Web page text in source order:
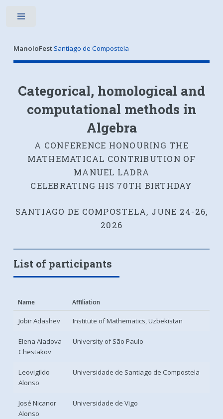
ManoloFestSantiago de Compostela
Categorical, homological and
computational methods in
Algebra
A CONFERENCE HONOURING THE
MATHEMATICAL CONTRIBUTION OF
MANUEL LADRA
CELEBRATING HIS 70TH BIRTHDAY
SANTIAGO DE COMPOSTELA, JUNE 24-26,
2026
List of participants
Name Affiliation
Jobir Adashev Institute of Mathematics, Uzbekistan
Elena Aladova
Chestakov
University of São Paulo
Leovigildo
Alonso
Universidade de Santiago de Compostela
José Nicanor
Alonso
Universidade de Vigo